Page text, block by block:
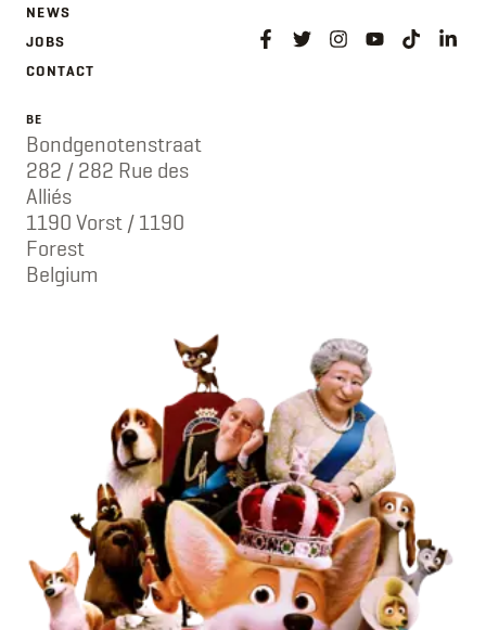
NEWS
JOBS
CONTACT
BE
Bondgenotenstraat
282 / 282 Rue des
Alliés
1190 Vorst / 1190
Forest
Belgium